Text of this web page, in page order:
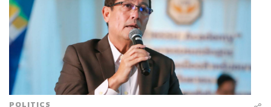
จนกระทั่งมีรายการนี้ขึ้นมา
เวลาที่เราจะต้องอ่อนหวานเราก็ต้องอ่อนหวาน เวลาที่เราจะ
ต้องแข่งขันเราก็ต้องแข่งขัน เวลาที่เราจะต้องสู้เราก็ต้องสู้
แค่ริต้าแบ่งเวลาของมันชัดเจน ที่ผ่านมาริต้าอาจจะยังไม่ได้มี
โอกาสได้แสดงความเป็นตัวเอง เวลาที่อยู่กับคนอื่นริต้าก็จะ
แสดงความอ่อนหวานออกมา เพราะริต้าเป็นคนไทยก็ต้อง
อ่อนหวาน และริต้าก็ชอบเป็นแบบนี้ แต่ถ้าอยู่กับเพื่อนจริงๆ ริ
POLITICS